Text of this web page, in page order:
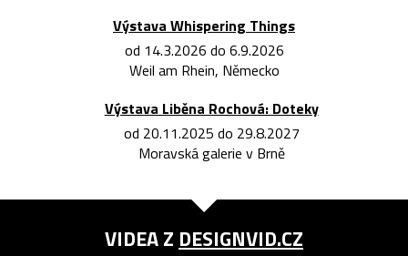
Výstava Whispering Things
od 14.3.2026 do 6.9.2026
Weil am Rhein, Německo
Výstava Liběna Rochová: Doteky
od 20.11.2025 do 29.8.2027
Moravská galerie v Brně
VIDEA Z DESIGNVID.CZ